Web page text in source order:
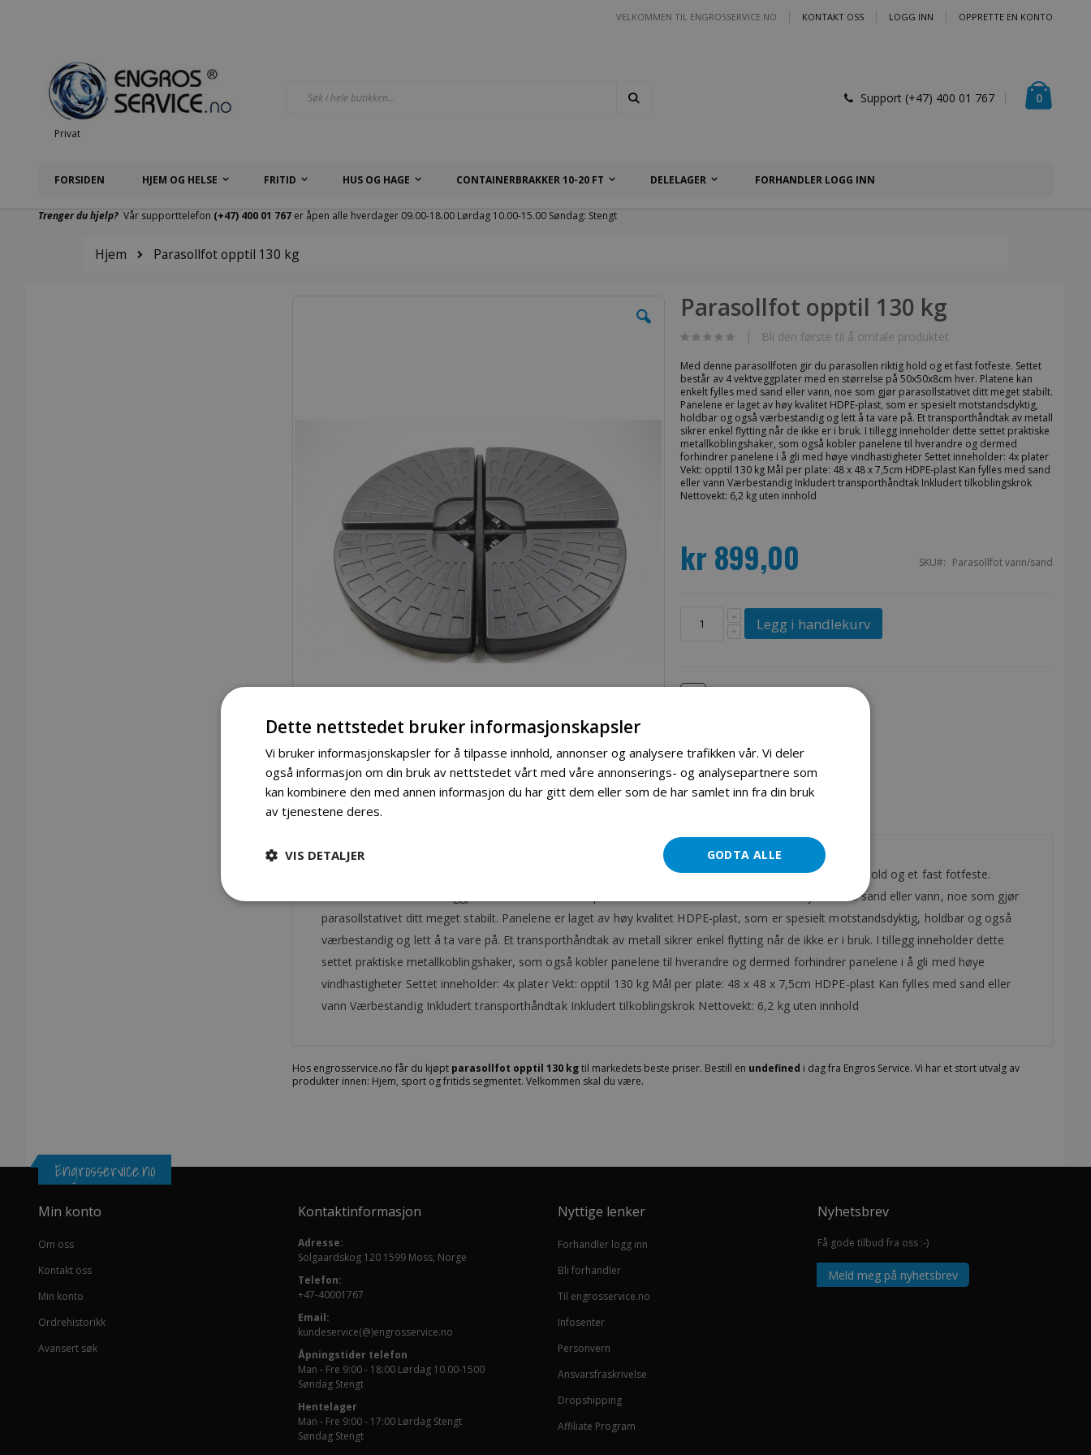
VELKOMMEN TIL ENGROSSERVICE.NO KONTAKT OSS LOGG INN OPPRETTE EN KONTO
Privat
0varer
Support (+47) 400 01 767
FORSIDEN HJEM OG HELSE FRITID HUS OG HAGE CONTAINERBRAKKER 10-20 FT DELELAGER FORHANDLER LOGG INN
Trenger du hjelp? Vår supporttelefon (+47) 400 01 767 er åpen alle hverdager 09.00-18.00 Lørdag 10.00-15.00 Søndag: Stengt
Hjem Parasollfot opptil 130 kg
Parasollfot opptil 130 kg
Gå
til
begynnelsen
Parasollfot opptil 130 kg
Bli den første til å omtale produktet
Med denne parasollfoten gir du parasollen riktig hold og et fast fotfeste. Settet
består av 4 vektveggplater med en størrelse på 50x50x8cm hver. Platene kan
enkelt fylles med sand eller vann, noe som gjør parasollstativet ditt meget stabilt.
Panelene er laget av høy kvalitet HDPE-plast, som er spesielt motstandsdyktig,
holdbar og også værbestandig og lett å ta vare på. Et transporthåndtak av metall
sikrer enkel flytting når de ikke er i bruk. I tillegg inneholder dette settet praktiske
metallkoblingshaker, som også kobler panelene til hverandre og dermed
forhindrer panelene i å gli med høye vindhastigheter Settet inneholder: 4x plater
Vekt: opptil 130 kg Mål per plate: 48 x 48 x 7,5cm HDPE-plast Kan fylles med sand
eller vann Værbestandig Inkludert transporthåndtak Inkludert tilkoblingskrok
Nettovekt: 6,2 kg uten innhold
kr 899,00 SKU Parasollfot vann/sand
Legg i handlekurv
Parsollfoten til parasoller med kryssfot for vann/sand Med denne parasollfoten gir du parasollen riktig hold og et fast fotfeste.
Settet består av 4 vektveggplater med en størrelse på 50x50x8cm hver. Platene kan enkelt fylles med sand eller vann, noe som gjør
parasollstativet ditt meget stabilt. Panelene er laget av høy kvalitet HDPE-plast, som er spesielt motstandsdyktig, holdbar og også
værbestandig og lett å ta vare på. Et transporthåndtak av metall sikrer enkel flytting når de ikke er i bruk. I tillegg inneholder dette
settet praktiske metallkoblingshaker, som også kobler panelene til hverandre og dermed forhindrer panelene i å gli med høye
vindhastigheter Settet inneholder: 4x plater Vekt: opptil 130 kg Mål per plate: 48 x 48 x 7,5cm HDPE-plast Kan fylles med sand eller
vann Værbestandig Inkludert transporthåndtak Inkludert tilkoblingskrok Nettovekt: 6,2 kg uten innhold
Hos engrosservice.no får du kjøpt parasollfot opptil 130 kgtil markedets beste priser. Bestill en undefined i dag fra Engros Service. Vi har et stort utvalg av
produkter innen: Hjem, sport og fritids segmentet. Velkommen skal du være.
Engrosservice.no
Min konto
Om oss
Kontakt oss
Min konto
Ordrehistorikk
Avansert søk
Kontaktinformasjon
Adresse:
Solgaardskog 120 1599 Moss, Norge
Telefon:
+47-40001767
Email:
kundeservice(@)engrosservice.no
Åpningstider telefon
Man - Fre 9:00 - 18:00 Lørdag 10.00-1500
Søndag Stengt
Hentelager
Man - Fre 9:00 - 17:00 Lørdag Stengt
Søndag Stengt
Nyttige lenker
Forhandler logg inn
Bli forhandler
Til engrosservice.no
Infosenter
Personvern
Ansvarsfraskrivelse
Dropshipping
Affiliate Program
Nyhetsbrev
Få gode tilbud fra oss :-)
Meld meg på nyhetsbrev
Dette nettstedet bruker informasjonskapsler
Vi bruker informasjonskapsler for å tilpasse innhold, annonser og analysere trafikken vår. Vi deler
også informasjon om din bruk av nettstedet vårt med våre annonserings- og analysepartnere som
kan kombinere den med annen informasjon du har gitt dem eller som de har samlet inn fra din bruk
av tjenestene deres.
GODTA ALLE
VIS DETALJER